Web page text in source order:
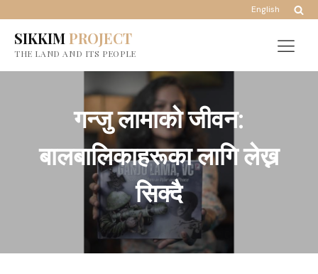
English
SIKKIMPROJECT
THE LAND AND ITS PEOPLE
गन्जु लामाको जीवन:
बालबालिकाहरूका लागि लेख्न
सिक्दै